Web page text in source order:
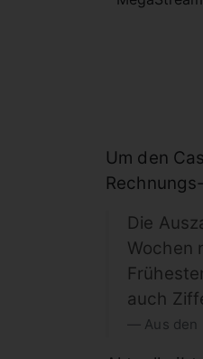
Um den
Die
Wochen
auch
Aus den